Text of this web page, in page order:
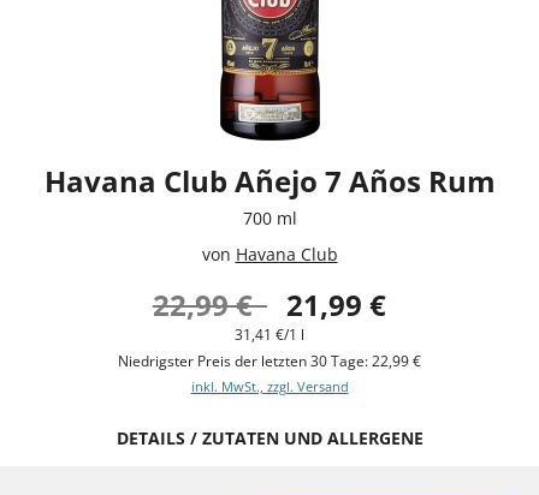
Havana Club Añejo 7 Años Rum
700 ml
von Havana Club
22,99 € 21,99 €
31,41 €/1 l
Niedrigster Preis der letzten 30 Tage: 22,99 €
inkl. MwSt., zzgl. Versand
DETAILS / ZUTATEN UND ALLERGENE